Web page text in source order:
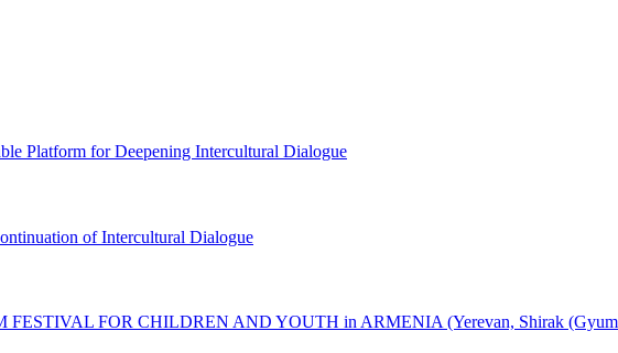
Platform for Deepening Intercultural Dialogue
of Intercultural Dialogue
FOR CHILDREN AND YOUTH in ARMENIA (Yerevan, Shirak